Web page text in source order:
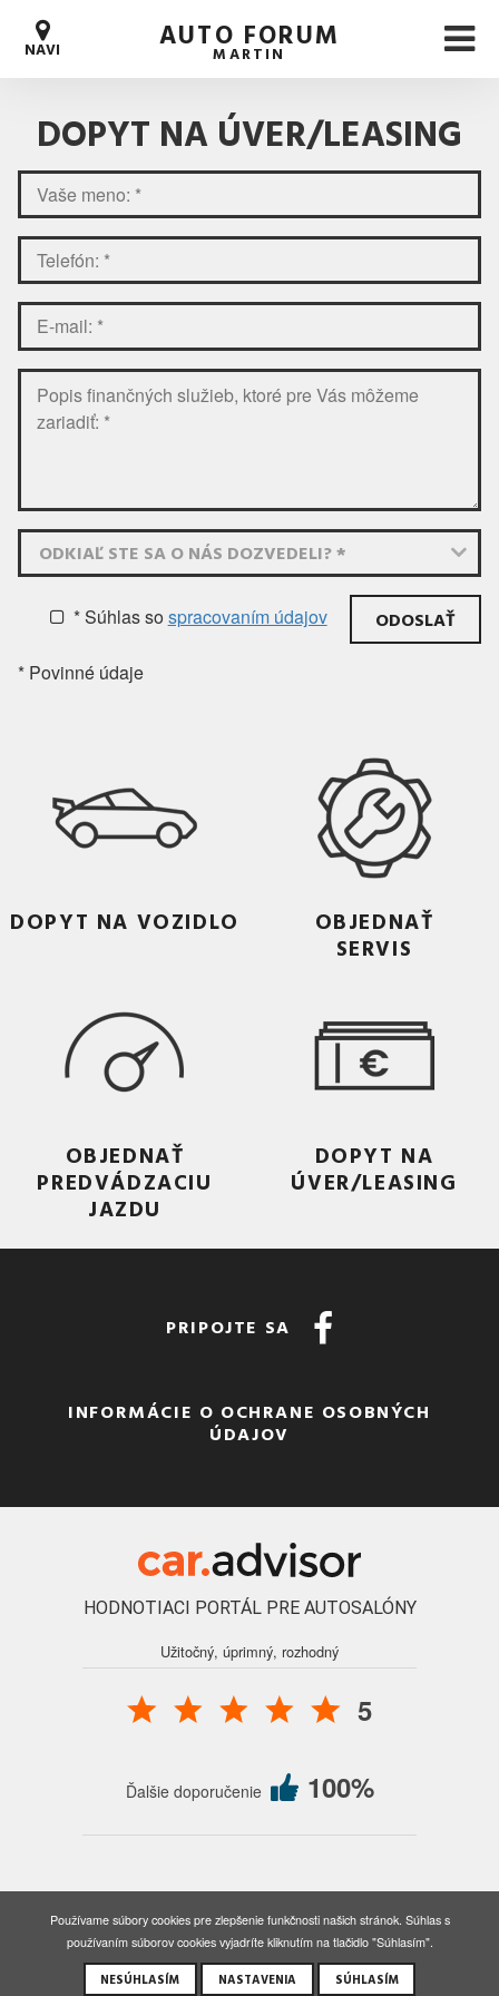
NAVI AUTO FORUM
MARTIN
DOPYT NA ÚVER/LEASING
ODKIAĽ STE SA O NÁS DOZVEDELI? *
* Súhlasso spracovaním údajov
* Povinné údaje
DOPYT NA VOZIDLO
OBJEDNAŤ
SERVIS
OBJEDNAŤ
PREDVÁDZACIU
JAZDU
DOPYT NA
ÚVER/LEASING
PRIPOJTE SA
INFORMÁCIE O OCHRANE OSOBNÝCH
ÚDAJOV
HODNOTIACI PORTÁL PRE AUTOSALÓNY
Užitočný, úprimný, rozhodný
5
Ďalšie doporučenie 100%
Nastavenia cookies
Created by BORGweb, s.r.o. | Designed by Dsgn.sk
Používame súbory cookies pre zlepšenie funkčnosti našich stránok. Súhlas s
používaním súborov cookies vyjadríte kliknutím na tlačidlo "Súhlasím".
NESÚHLASÍM NASTAVENIA SÚHLASÍM